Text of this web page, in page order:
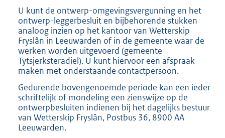
U kunt de ontwerp-omgevingsvergunning en het
ontwerp-leggerbesluit en bijbehorende stukken
analoog inzien op het kantoor van Wetterskip
Fryslân in Leeuwarden of in de gemeente waar de
werken worden uitgevoerd (gemeente
Tytsjerksteradiel). U kunt hiervoor een afspraak
maken met onderstaande contactpersoon.
Gedurende bovengenoemde periode kan een ieder
schriftelijk of mondeling een zienswijze op de
ontwerpbesluiten indienen bij het dagelijks bestuur
van Wetterskip Fryslân, Postbus 36, 8900 AA
Leeuwarden.